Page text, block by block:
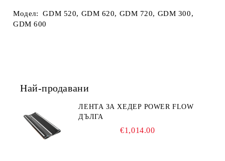
Модел: GDM 520, GDM 620, GDM 720, GDM 300,
GDM 600
Най-продавани
ЛЕНТА ЗА ХЕДЕР POWER FLOW
ДЪЛГА
€1,014.00